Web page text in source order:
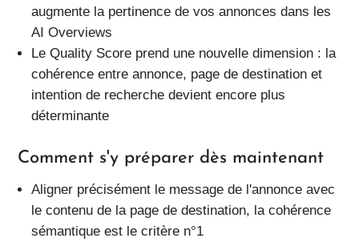
augmente la pertinence de vos annonces dans les
AI Overviews
LeQuality Score prend une nouvelle dimension : la
cohérence entre annonce, page de destination et
intention de recherche devient encore plus
déterminante
Comment s'y préparer dès maintenant
Aligner précisément le message de l'annonce avec
le contenu de la page de destination, la cohérence
sémantique est le critère n°1